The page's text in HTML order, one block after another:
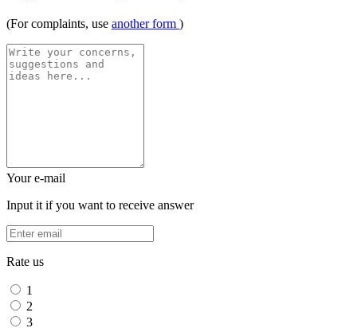
(For complaints, use another form )
Your e-mail
Input it if you want to receive answer
Rate us
1
2
3